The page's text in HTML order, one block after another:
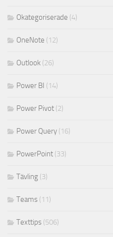
Okategoriserade (4)
OneNote (12)
Outlook (26)
Power BI (14)
Power Pivot (2)
Power Query (16)
PowerPoint (33)
Tävling (3)
Teams (11)
Texttips (506)